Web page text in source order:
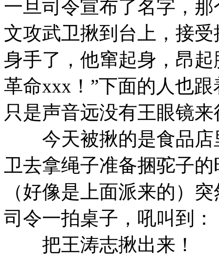
一旦司令宣布了名字，那
文攻武卫揪到台上，接
身手了，他窜起身，昂
革命xxx！”下面的人也
只是声音远没有王眼镜
今天被揪的是食品店
卫去拿绳子准备捆驼子
（好像是上面派来的）
司令一拍桌子，吼叫到：
把王涛志揪出来！